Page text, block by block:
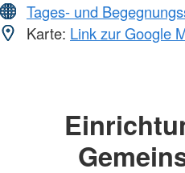
Tages- und
Karte: Link zur Google